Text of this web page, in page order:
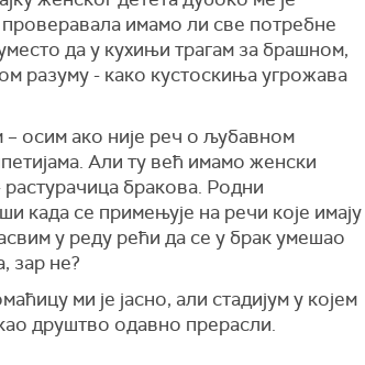
имамо ли све потребне
да у кухињи трагам за брашном,
разуму - како кустоскиња угрожава
– осим ако није реч о љубавном
Али ту већ имамо женски
растурачица бракова. Родни
када се примењује на речи које имају
у реду рећи да се у брак умешао
зар не?
ми је јасно, али стадијум у којем
друштво одавно прерасли.